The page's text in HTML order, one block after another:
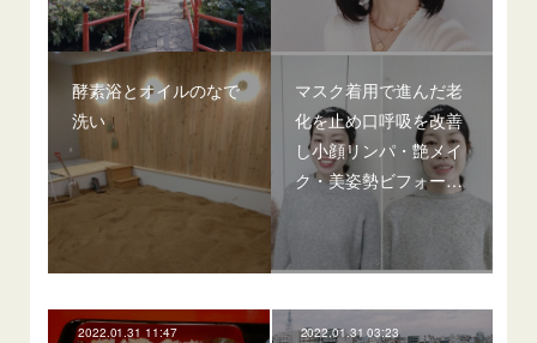
酵素浴とオイルのなで
洗い
マスク着用で進んだ老
化を止め口呼吸を改善
し小顔リンパ・艶メイ
ク・美姿勢ビフォー…
2022.01.31 11:47 2022.01.31 03:23